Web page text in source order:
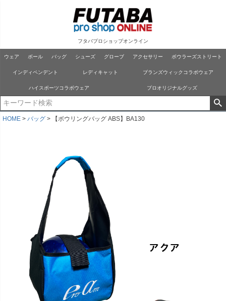
フタバプロショップオンライン
ウェア ボール バッグ シューズ グローブ アクセサリー ボウラーズストリート
インディペンデント レディキャット ブランズウィックコラボウェア
ハイスポーツコラボウェア プロオリジナルグッズ
HOME バッグ 【ボウリングバッグ ABS】BA130